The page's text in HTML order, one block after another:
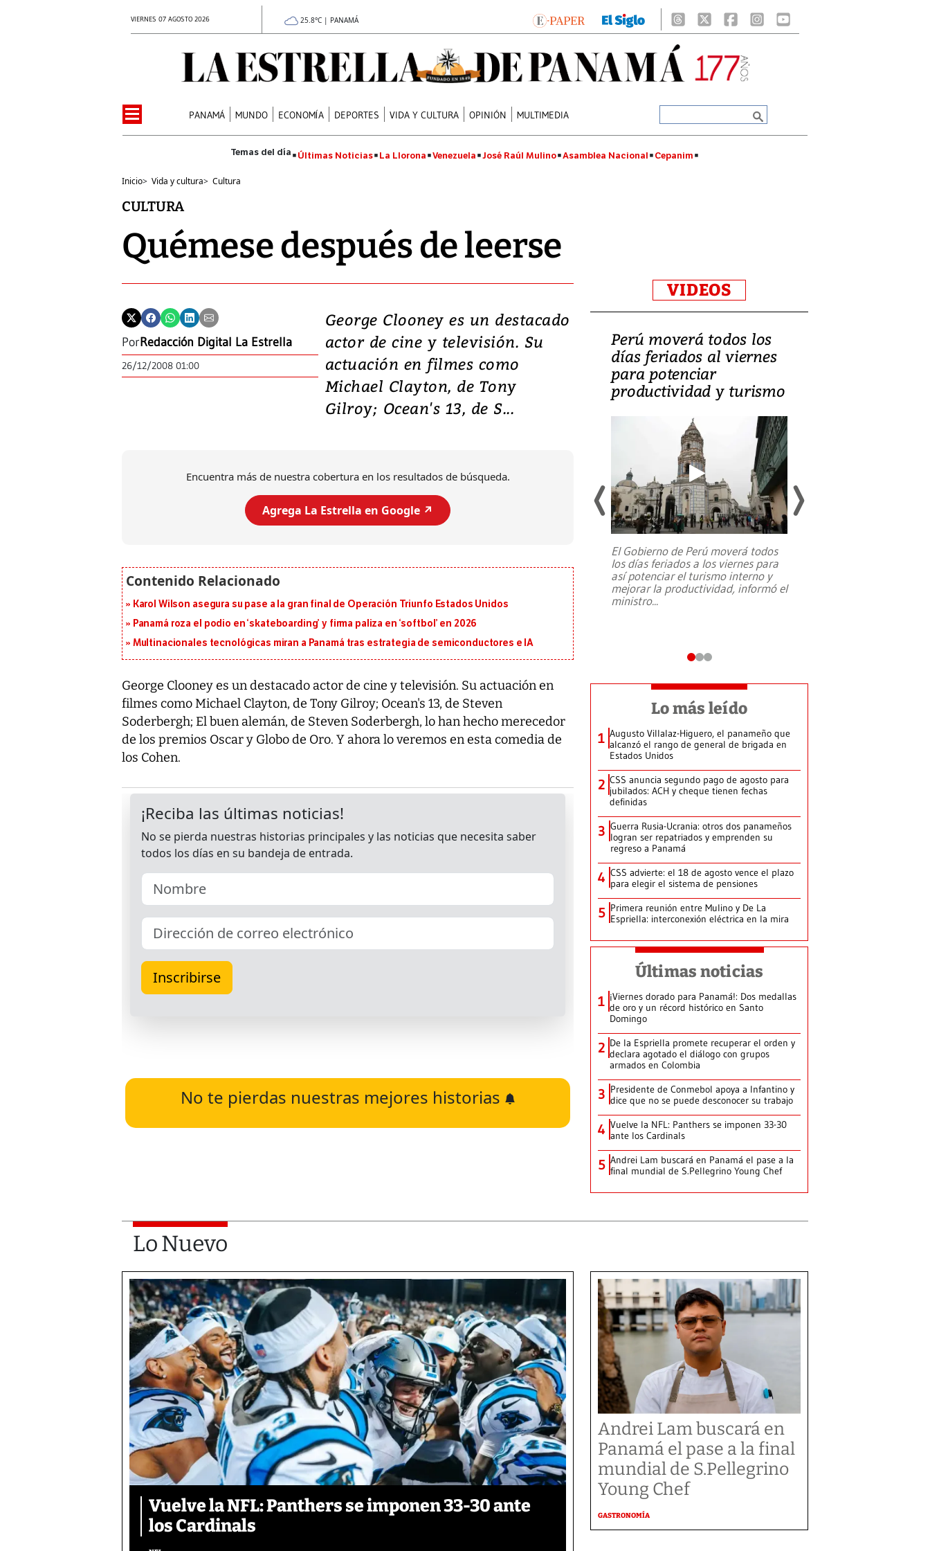
VIERNES 07 AGOSTO 2026 25.8°C | PANAMÁ
PANAMÁ MUNDO ECONOMÍA DEPORTES VIDA Y CULTURA OPINIÓN MULTIMEDIA
Últimas Noticias La Llorona Venezuela José Raúl Mulino Asamblea Nacional Cepanim
Inicio> Vida y cultura> Cultura
CULTURA
Quémese después de leerse
PorRedacción Digital La Estrella
26/12/2008 01:00
George Clooney es un destacado
actor de cine y televisión. Su
actuación en filmes como
Michael Clayton, de Tony
Gilroy; Ocean's 13, de S...
Encuentra más de nuestra cobertura en los resultados de búsqueda.
Agrega La Estrella en Google ↗️
Karol Wilson asegura su pase a la gran final de Operación Triunfo Estados Unidos
Panamá roza el podio en ‘skateboarding’ y firma paliza en ‘softbol’ en 2026
Multinacionales tecnológicas miran a Panamá tras estrategia de semiconductores e IA
George Clooney es un destacado actor de cine y televisión. Su actuación en
filmes como Michael Clayton, de Tony Gilroy; Ocean's 13, de Steven
Soderbergh; El buen alemán, de Steven Soderbergh, lo han hecho merecedor
de los premios Oscar y Globo de Oro. Y ahora lo veremos en esta comedia de
los Cohen.
No te pierdas nuestras mejores historias
VIDEOS
Video: Lula lanza su
candidatura con
promesas de inversión
en defensa, educación y
tierras raras
Entre recuerdos y escuetas
da Silva, oficializó este domingo su
candidatura ...
Perú moverá todos los
días feriados al viernes
para potenciar
productividad y turismo
El Gobierno de Perú moverá todos
los días feriados a los viernes para
así potenciar el turismo interno y
mejorar la productividad, informó el
ministro...
Lo más leído
1 Augusto Villalaz-Higuero, el panameño que
alcanzó el rango de general de brigada en
Estados Unidos
2 CSS anuncia segundo pago de agosto para
jubilados: ACH y cheque tienen fechas
definidas
3 Guerra Rusia-Ucrania: otros dos panameños
logran ser repatriados y emprenden su
regreso a Panamá
4 CSS advierte: el 18 de agosto vence el plazo
para elegir el sistema de pensiones
5 Primera reunión entre Mulino y De La
Espriella: interconexión eléctrica en la mira
Últimas noticias
1 ¡Viernes dorado para Panamá!: Dos medallas
de oro y un récord histórico en Santo
Domingo
2 De la Espriella promete recuperar el orden y
declara agotado el diálogo con grupos
armados en Colombia
3 Presidente de Conmebol apoya a Infantino y
dice que no se puede desconocer su trabajo
4 Vuelve la NFL: Panthers se imponen 33-30
ante los Cardinals
5 Andrei Lam buscará en Panamá el pase a la
final mundial de S.Pellegrino Young Chef
Lo Nuevo
Vuelve la NFL: Panthers se imponen 33-30 ante
los Cardinals
Andrei Lam buscará en
Panamá el pase a la final
mundial de S.Pellegrino
Young Chef
GASTRONOMÍA